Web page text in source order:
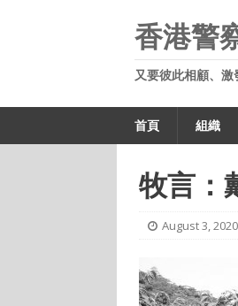
香港警
又要彼此相顧、
首頁 組織
牧言：
August 3, 2020